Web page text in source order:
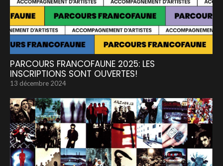
PARCOURS FRANCOFAUNE 2025: LES
INSCRIPTIONS SONT OUVERTES!
13 décembre 2024